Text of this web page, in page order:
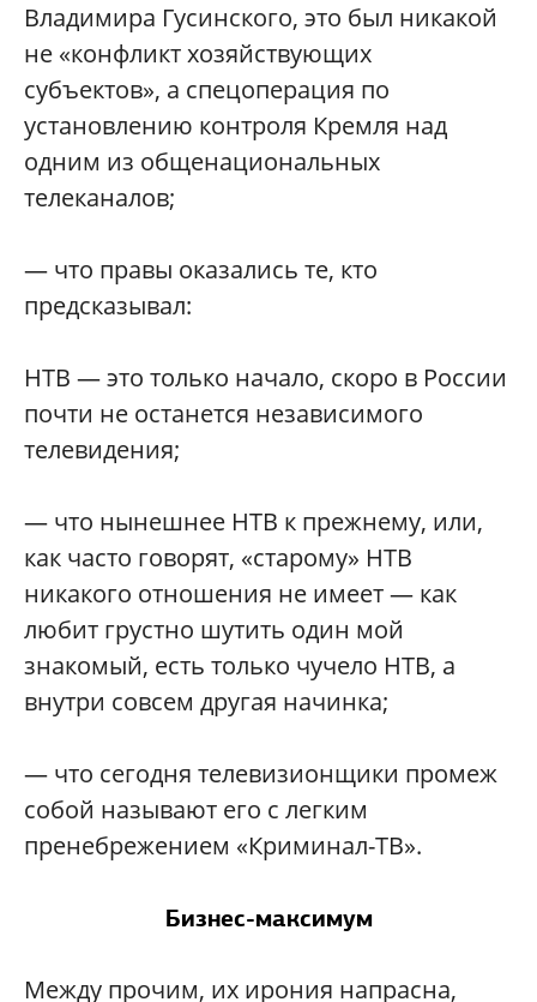
Владимира Гусинского, это был никакой
не «конфликт хозяйствующих
субъектов», а спецоперация по
установлению контроля Кремля над
одним из общенациональных
телеканалов;
— что правы оказались те, кто
предсказывал:
НТВ — это только начало, скоро в России
почти не останется независимого
телевидения;
— что нынешнее НТВ к прежнему, или,
как часто говорят, «старому» НТВ
никакого отношения не имеет — как
любит грустно шутить один мой
знакомый, есть только чучело НТВ, а
внутри совсем другая начинка;
— что сегодня телевизионщики промеж
собой называют его с легким
пренебрежением «Криминал-ТВ».
Бизнес-максимум
Между прочим, их ирония напрасна,